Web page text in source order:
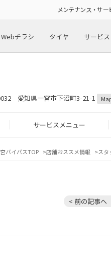
メンテナンス・サー
Webチラシ タイヤ サービス
愛知県一宮市下沼町3-21-1
サービスメニュー
バイパスTOP 店舗おススメ情報 スタ
< 前の記事へ